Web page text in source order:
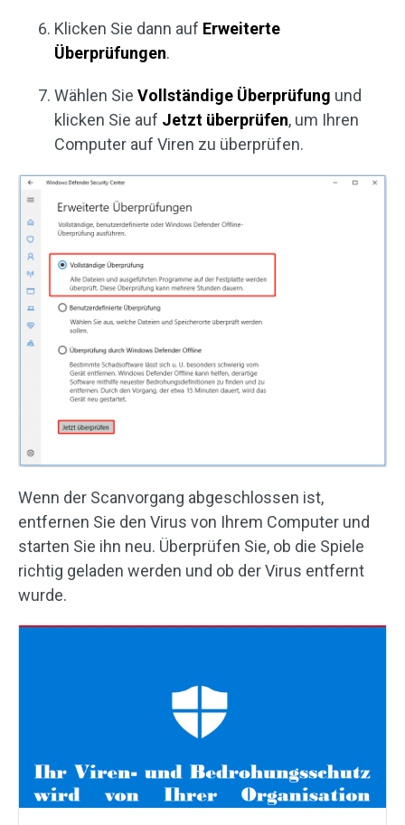
Klicken Sie dann auf Erweiterte
Überprüfungen.
Wählen Sie Vollständige Überprüfung und
klicken Sie auf Jetzt überprüfen, um Ihren
Computer auf Viren zu überprüfen.
Wenn der Scanvorgang abgeschlossen ist,
entfernen Sie den Virus von Ihrem Computer und
starten Sie ihn neu. Überprüfen Sie, ob die Spiele
richtig geladen werden und ob der Virus entfernt
wurde.